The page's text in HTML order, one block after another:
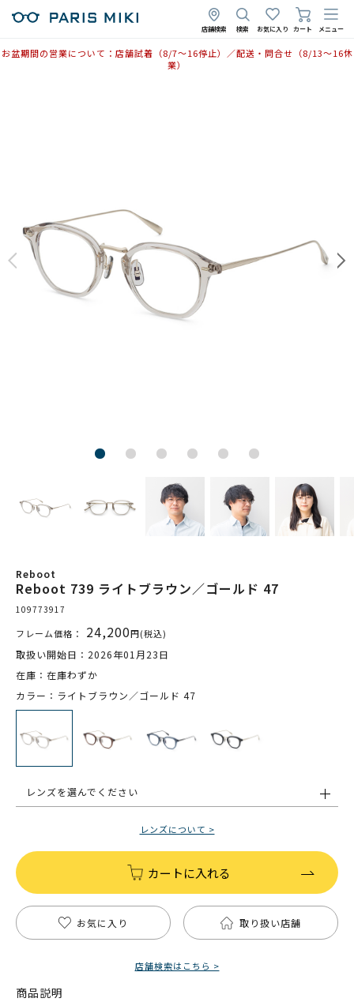
店舗検索 検索 お気に入り カート メニュー
お盆期間の営業について：店舗試着（8/7〜16停止）／配送・問合せ（8/13〜16休
業）
Reboot
Reboot 739 ライトブラウン／ゴールド 47
109773917
フレーム価格： 24,200円(税込)
取扱い開始日：2026年01月23日
在庫：在庫わずか
カラー：ライトブラウン／ゴールド 47
レンズを選んでください
レンズについて >
カートに入れる
お気に入り 取り扱い店舗
店舗検索はこちら >
商品説明
2026年2月2日